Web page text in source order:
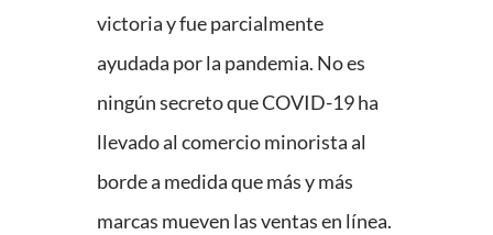
victoria y fue parcialmente
ayudada por la pandemia. No es
ningún secreto que COVID-19 ha
llevado al comercio minorista al
borde a medida que más y más
marcas mueven las ventas en línea.